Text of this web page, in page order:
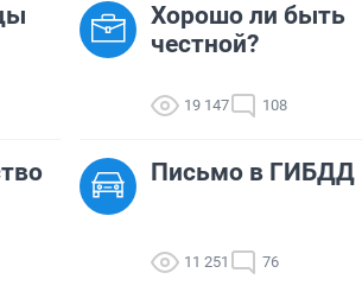
Хорошо ли быть
честной?
19 147 108
Письмо в ГИБДД
11 251 76